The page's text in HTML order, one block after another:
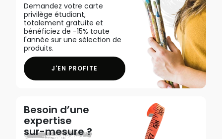
Demandez votre carte
privilège étudiant,
totalement gratuite et
bénéficiez de -15% toute
l'année sur une sélection de
produits.
J'EN PROFITE
Besoin d’une
expertise
sur-mesure ?